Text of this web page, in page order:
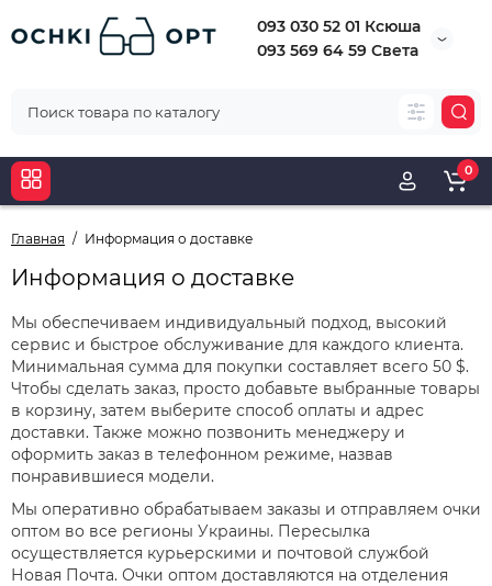
093 030 52 01 Ксюша
093 569 64 59 Света
0
Главная Информация о доставке
Информация о доставке
Мы обеспечиваем индивидуальный подход, высокий
сервис и быстрое обслуживание для каждого клиента.
Минимальная сумма для покупки составляет всего 50 $.
Чтобы сделать заказ, просто добавьте выбранные товары
в корзину, затем выберите способ оплаты и адрес
доставки. Также можно позвонить менеджеру и
оформить заказ в телефонном режиме, назвав
понравившиеся модели.
Мы оперативно обрабатываем заказы и отправляем очки
оптом во все регионы Украины. Пересылка
осуществляется курьерскими и почтовой службой
Новая Почта. Очки оптом доставляются на отделения